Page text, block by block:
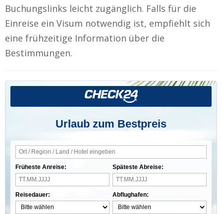
Buchungslinks leicht zugänglich. Falls für die
Einreise ein Visum notwendig ist, empfiehlt sich
eine frühzeitige Information über die
Bestimmungen.
Urlaub zum Bestpreis
Früheste Anreise:
Reisedauer:
Späteste Abreise:
Abflughafen: